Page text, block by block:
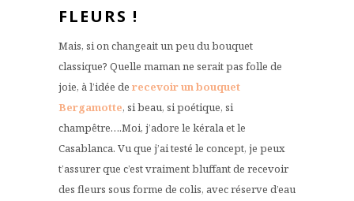
FLEURS !
Mais, si on changeait un peu du bouquet
classique? Quelle maman ne serait pas folle de
joie, à l’idée de recevoir un bouquet
Bergamotte, si beau, si poétique, si
champêtre….Moi, j’adore le kérala et le
Casablanca. Vu que j’ai testé le concept, je peux
t’assurer que c’est vraiment bluffant de recevoir
des fleurs sous forme de colis, avec réserve d’eau